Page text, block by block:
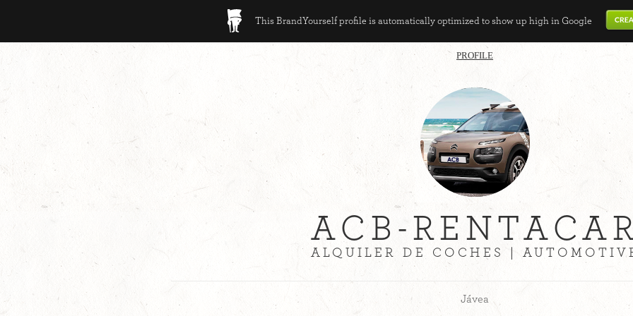
This BrandYourself profile is automatically optimized to show up high in Google
PROFILE
ACB-
ALQUILER DE COCHES |
Jávea